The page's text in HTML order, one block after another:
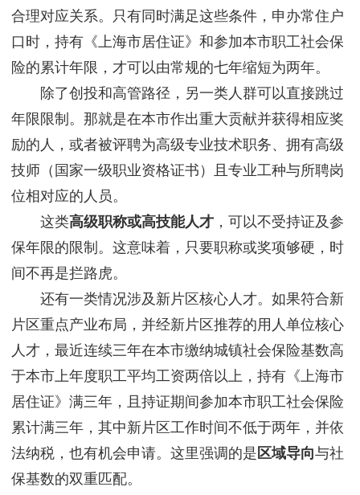
合理对应关系。只有同时满足这些条件，申办常住户
口时，持有《上海市居住证》和参加本市职工社会保
险的累计年限，才可以由常规的七年缩短为两年。
除了创投和高管路径，另一类人群可以直接跳过
年限限制。那就是在本市作出重大贡献并获得相应奖
励的人，或者被评聘为高级专业技术职务、拥有高级
技师（国家一级职业资格证书）且专业工种与所聘岗
位相对应的人员。
这类高级职称或高技能人才 ，可以不受持证及参
保年限的限制。这意味着，只要职称或奖项够硬，时
间不再是拦路虎。
还有一类情况涉及新片区核心人才。如果符合新
片区重点产业布局，并经新片区推荐的用人单位核心
人才，最近连续三年在本市缴纳城镇社会保险基数高
于本市上年度职工平均工资两倍以上，持有《上海市
居住证》满三年，且持证期间参加本市职工社会保险
累计满三年，其中新片区工作时间不低于两年，并依
法纳税，也有机会申请。这里强调的是 区域导向与社
保基数的双重匹配。